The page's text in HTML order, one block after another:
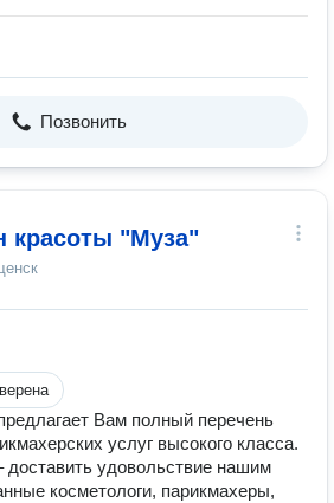
Позвонить
красоты "Муза"
Вам полный перечень
услуг высокого класса.
удовольствие нашим
косметологи, парикмахеры,